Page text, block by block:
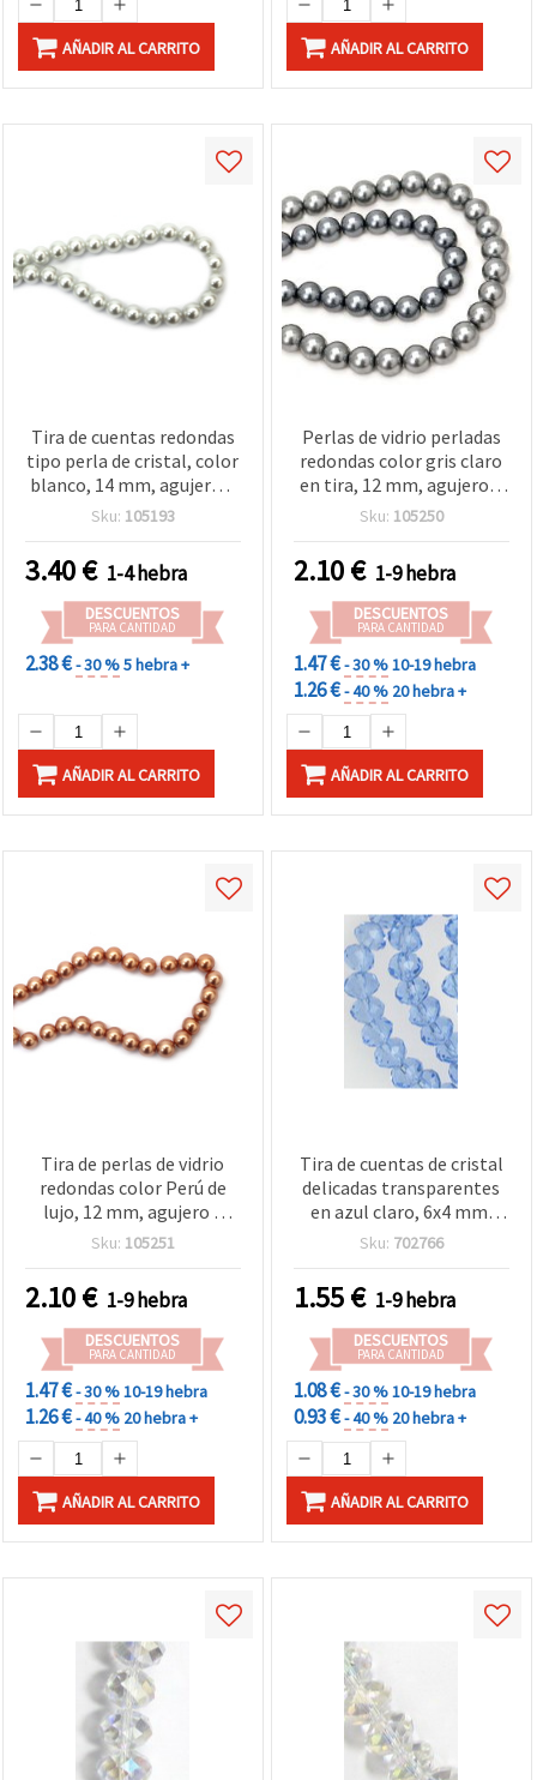
AÑADIR AL CARRITO AÑADIR AL CARRITO
Tira de cuentas redondas
tipo perla de cristal, color
blanco, 14 mm, agujero 1
mm, ~80 cm (~60 uds),
manualidades DIY
Sku: 105193
3.40€ 1-4 hebra
DESCUENTOS
PARA CANTIDAD
2.38 €- 30 %5 hebra +
AÑADIR AL CARRITO
Perlas de vidrio perladas
redondas color gris claro
en tira, 12 mm, agujero 1
mm – Perfectas para
manualidades DIY, ~80 cm
(~76 uds.)
Sku: 105250
2.10€ 1-9 hebra
DESCUENTOS
PARA CANTIDAD
1.47 €- 30 %10-19 hebra
1.26 €- 40 % 20 hebra +
AÑADIR AL CARRITO
Tira de perlas de vidrio
redondas color Perú de
lujo, 12 mm, agujero 1
mm – ±80 cm (±70 uds),
bisutería, accesorios y
manualidades DIY
Sku: 105251
2.10€ 1-9 hebra
DESCUENTOS
PARA CANTIDAD
1.47 €- 30 %10-19 hebra
1.26 €- 40 % 20 hebra +
AÑADIR AL CARRITO
Tira de cuentas de cristal
delicadas transparentes
en azul claro, 6x4 mm,
orificio 1 mm, aprox. 88
manualidades
Sku: 702766
1.55€ 1-9 hebra
DESCUENTOS
PARA CANTIDAD
1.08 €- 30 %10-19 hebra
0.93 €- 40 % 20 hebra +
AÑADIR AL CARRITO